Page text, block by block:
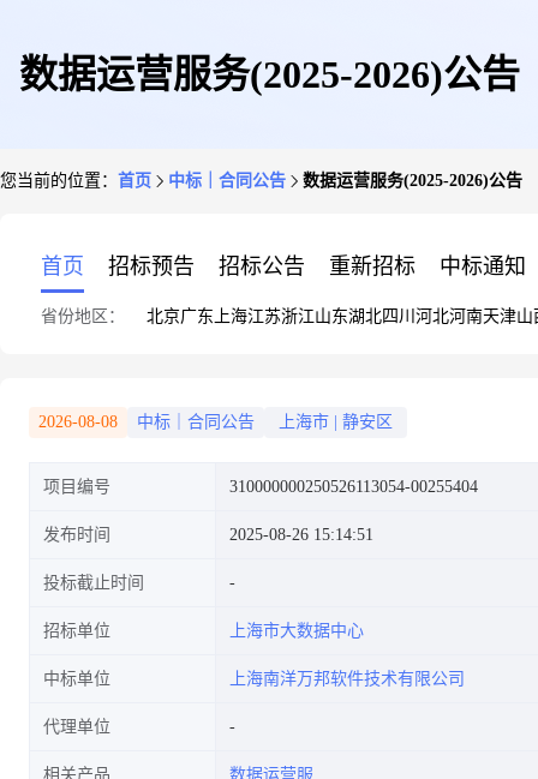
数据运营服务(2025-2026)公告
您当前的位置： 首页 中标｜合同公告 数据运营服务(2025-2026)公告
首页 招标预告 招标公告 重新招标 中标通知
省份地区： 北京广东 上海江苏浙江山东湖北四川 河北河南天津山
2026-08-08 中标｜合同公告 上海市 静安区
项目编号 310000000250526113054-00255404
发布时间 2025-08-26 15:14:51
投标截止时间
招标单位 上海市大数据中心
中标单位 上海南洋万邦软件技术有限公司
代理单位
相关产品 数据运营服